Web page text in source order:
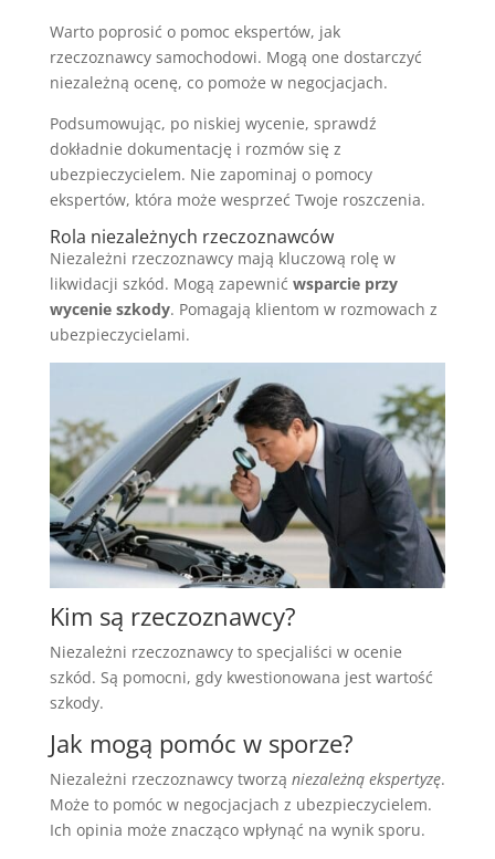
Warto poprosić o pomoc ekspertów, jak
rzeczoznawcy samochodowi. Mogą one dostarczyć
niezależną ocenę, co pomoże w negocjacjach.
Podsumowując, po niskiej wycenie, sprawdź
dokładnie dokumentację i rozmów się z
ubezpieczycielem. Nie zapominaj o pomocy
ekspertów, która może wesprzeć Twoje roszczenia.
Rola niezależnych rzeczoznawców
Niezależni rzeczoznawcy mają kluczową rolę w
likwidacji szkód. Mogą zapewnić wsparcie przy
wycenie szkody. Pomagają klientom w rozmowach z
ubezpieczycielami.
Kim są rzeczoznawcy?
Niezależni rzeczoznawcy to specjaliści w ocenie
szkód. Są pomocni, gdy kwestionowana jest wartość
szkody.
Jak mogą pomóc w sporze?
Niezależni rzeczoznawcy tworzą niezależną ekspertyzę.
Może to pomóc w negocjacjach z ubezpieczycielem.
Ich opinia może znacząco wpłynąć na wynik sporu.